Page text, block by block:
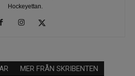
Hockeyettan.
MER FRÅN SKRIBENTEN